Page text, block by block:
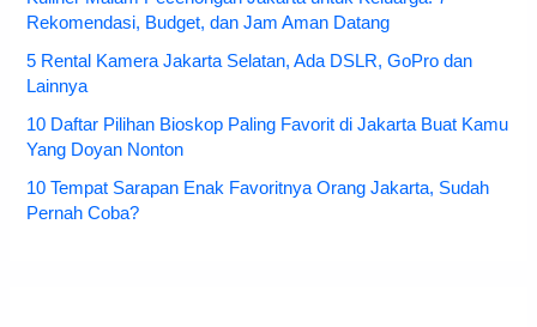
Rekomendasi, Budget, dan Jam Aman Datang
5 Rental Kamera Jakarta Selatan, Ada DSLR, GoPro dan
Lainnya
10 Daftar Pilihan Bioskop Paling Favorit di Jakarta Buat Kamu
Yang Doyan Nonton
10 Tempat Sarapan Enak Favoritnya Orang Jakarta, Sudah
Pernah Coba?